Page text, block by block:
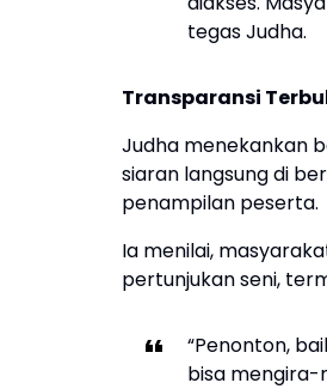
tegas Judha.
Transparansi
Judha menekankan
siaran langsung di
penampilan peserta.
Ia menilai,
pertunjukan seni,
“Penonton,
bisa mengira-